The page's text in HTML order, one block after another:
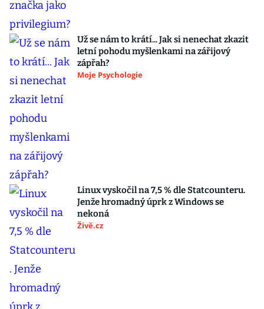
Už se nám to krátí... Jak si nenechat zkazit
letní pohodu myšlenkami na zářijový
zápřah?
Moje Psychologie
Linux vyskočil na 7,5 % dle Statcounteru.
Jenže hromadný úprk z Windows se
nekoná
Živě.cz